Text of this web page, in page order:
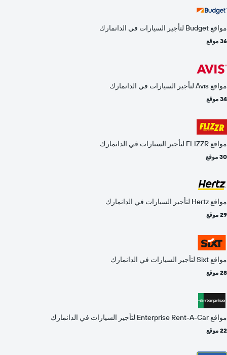
مواقع Budget لتأجير السيارات في الدانمارك
36 موقع
مواقع Avis لتأجير السيارات في الدانمارك
34 موقع
مواقع FLIZZR لتأجير السيارات في الدانمارك
30 موقع
مواقع Hertz لتأجير السيارات في الدانمارك
29 موقع
مواقع Sixt لتأجير السيارات في الدانمارك
28 موقع
مواقع Enterprise Rent-A-Car لتأجير السيارات في الدانمارك
22 موقع